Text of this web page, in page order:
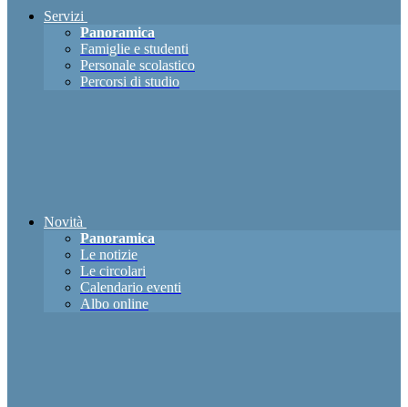
Servizi
Panoramica
Famiglie e studenti
Personale scolastico
Percorsi di studio
Novità
Panoramica
Le notizie
Le circolari
Calendario eventi
Albo online